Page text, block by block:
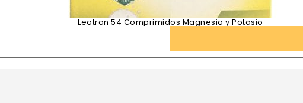
Leotron 54 Comprimidos Magnesio y Potasio